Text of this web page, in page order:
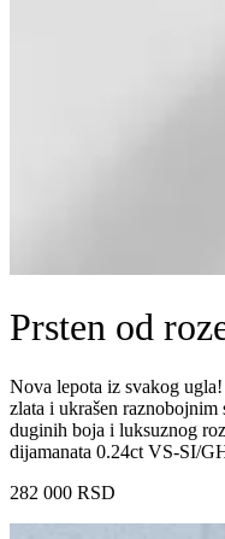
Prsten od
Nova lepota iz svakog
zlata i ukrašen
duginih boja i luksuznog
dijamanata 0.24ct VS-SI/
282 000 RSD